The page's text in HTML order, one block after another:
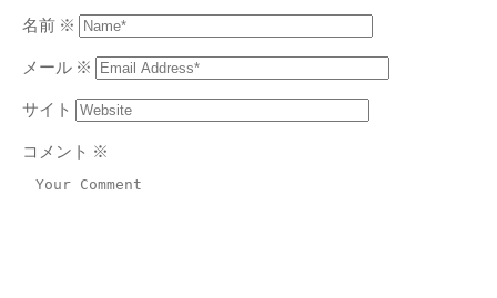
名前 ※
メール ※
サイト
コメント ※